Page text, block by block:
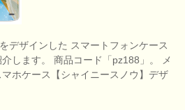
デザインした スマートフォンケース
介します。 商品コード「pz188」。 メ
ホケース【シャイニースノウ】デザ